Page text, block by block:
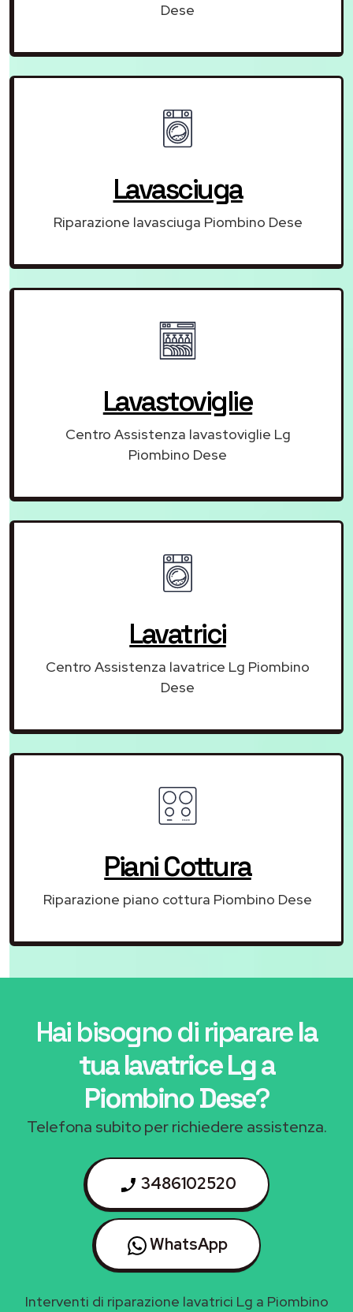
Dese
Lavasciuga
Riparazione lavasciuga Piombino Dese
Lavastoviglie
Centro Assistenza lavastoviglie Lg
Piombino Dese
Lavatrici
Centro Assistenza lavatrice Lg Piombino
Dese
Piani Cottura
Riparazione piano cottura Piombino Dese
Hai bisogno di ripararela
tua lavatrice Lg a
Piombino Dese?
Telefona subito per richiedere assistenza.
3486102520
WhatsApp
Interventi di riparazione lavatrici Lg a Piombino